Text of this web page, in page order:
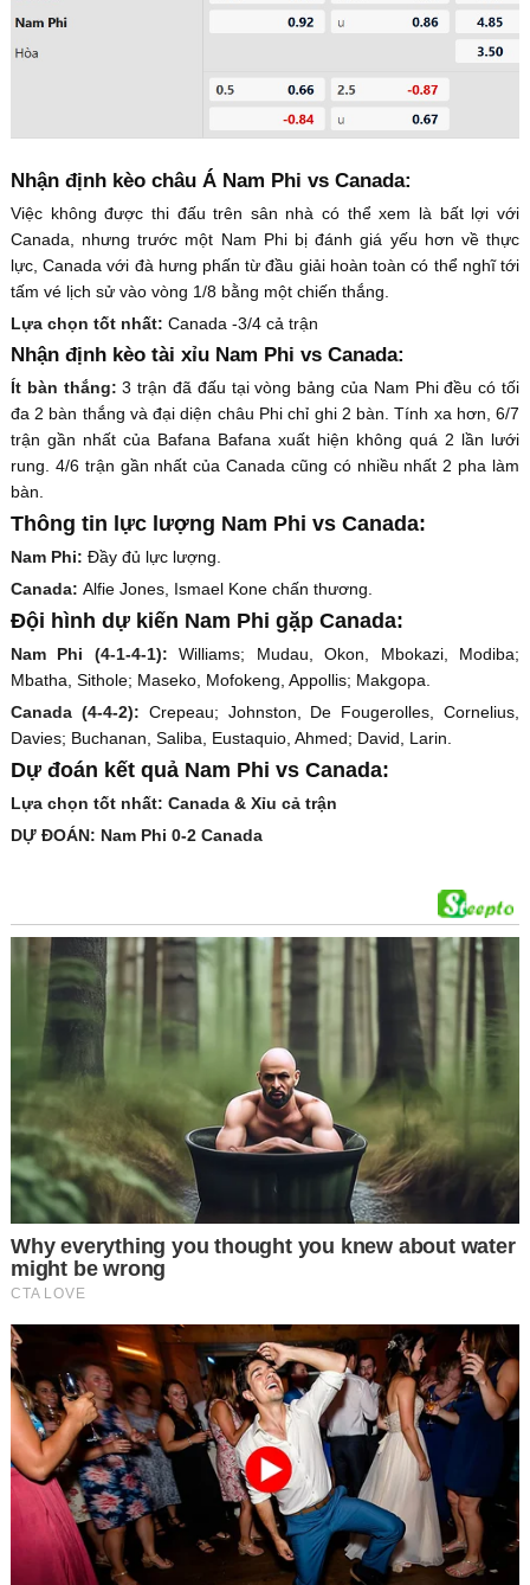
Nhận định kèo châu Á Nam Phi vs Canada:
Việc không được thi đấu trên sân nhà có thể xem là bất lợi với
Canada, nhưng trước một Nam Phi bị đánh giá yếu hơn về thực
lực, Canada với đà hưng phấn từ đầu giải hoàn toàn có thể nghĩ tới
tấm vé lịch sử vào vòng 1/8 bằng một chiến thắng.
Lựa chọn tốt nhất: Canada -3/4 cả trận
Nhận định kèo tài xỉu Nam Phi vs Canada:
Ít bàn thắng:3 trận đã đấu tại vòng bảng của Nam Phi đều có tối
đa 2 bàn thắng và đại diện châu Phi chỉ ghi 2 bàn. Tính xa hơn, 6/7
trận gần nhất của Bafana Bafana xuất hiện không quá 2 lần lưới
rung. 4/6 trận gần nhất của Canada cũng có nhiều nhất 2 pha làm
bàn.
Thông tin lực lượng Nam Phi vs Canada:
Nam Phi: Đầy đủ lực lượng.
Canada: Alfie Jones, Ismael Kone chấn thương.
Đội hình dự kiến Nam Phi gặp Canada:
Nam Phi (4-1-4-1): Williams; Mudau, Okon, Mbokazi, Modiba;
Mbatha, Sithole; Maseko, Mofokeng, Appollis; Makgopa.
Canada (4-4-2): Crepeau; Johnston, De Fougerolles, Cornelius,
Davies; Buchanan, Saliba, Eustaquio, Ahmed; David, Larin.
Dự đoán kết quả Nam Phi vs Canada:
Lựa chọn tốt nhất: Canada & Xỉu cả trận
DỰ ĐOÁN: Nam Phi 0-2 Canada